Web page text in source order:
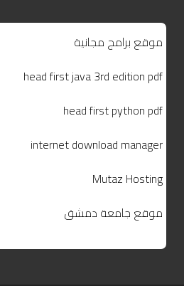
موقع برامج مجانية
head first java 3rd edition pdf
head first python pdf
internet download manager
Mutaz Hosting
موقع جامعة دمشق